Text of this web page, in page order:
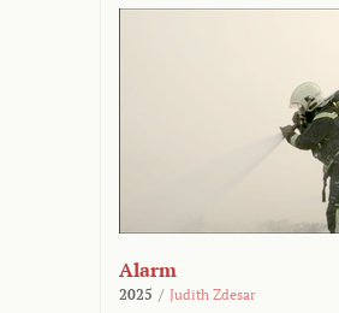
Alarm
2025 / Judith Zdesar